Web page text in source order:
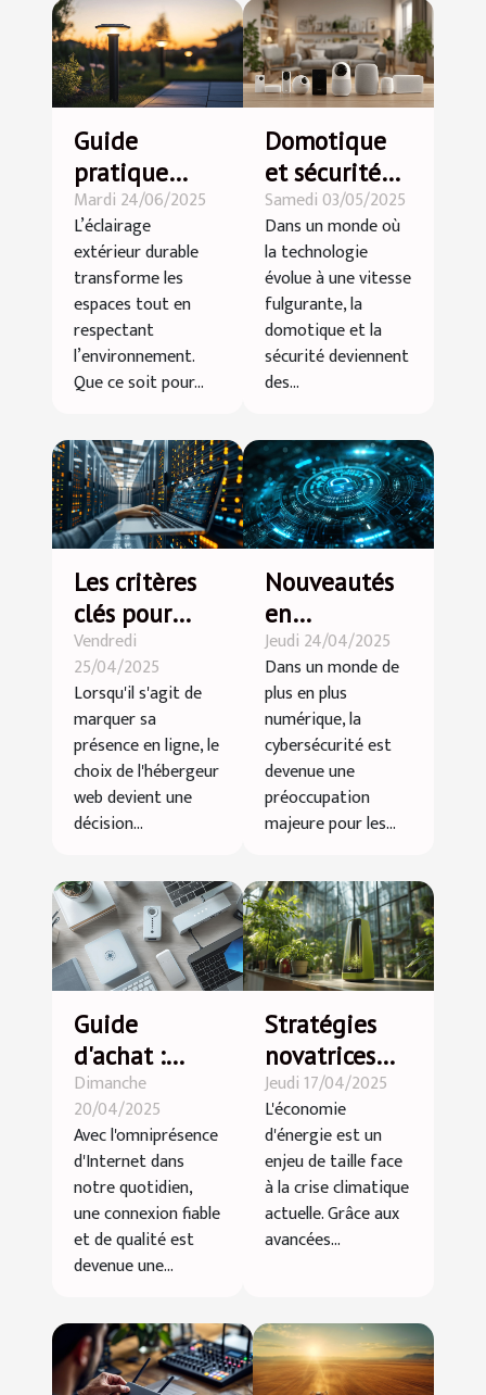
Guide
pratique
pour installer
un éclairage
extérieur
durable
Mardi 24/06/2025
L’éclairage
extérieur durable
transforme les
espaces tout en
respectant
l’environnement.
Que ce soit pour...
Domotique
et sécurité
les nouvelles
solutions
pour une
maison
connectée et
protégée
Samedi 03/05/2025
Dans un monde où
la technologie
évolue à une vitesse
fulgurante, la
domotique et la
sécurité deviennent
des...
Les critères
clés pour
choisir un
hébergeur
web adapté
à vos besoins
en France
Vendredi
25/04/2025
Lorsqu'il s'agit de
marquer sa
présence en ligne, le
choix de l'hébergeur
web devient une
décision...
Nouveautés
en
cybersécurité
en 2023
meilleures
pratiques
pour
sécuriser ses
données
Jeudi 24/04/2025
Dans un monde de
plus en plus
numérique, la
cybersécurité est
devenue une
préoccupation
majeure pour les...
Guide
d'achat :
choisir entre
amplificateur
et répétiteur
WiFi selon
vos besoins
Dimanche
20/04/2025
Avec l'omniprésence
d'Internet dans
notre quotidien,
une connexion fiable
et de qualité est
devenue une...
Stratégies
novatrices
pour
économiser
l'énergie
avec les
dernières
technologies
Jeudi 17/04/2025
L'économie
d'énergie est un
enjeu de taille face
à la crise climatique
actuelle. Grâce aux
avancées...